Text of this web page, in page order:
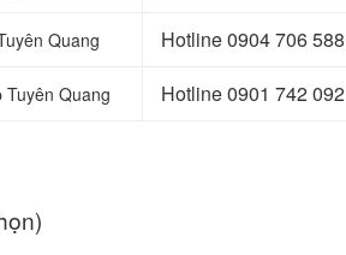
Quang Hotline 0904 706 588
Quang Hotline 0901 742 092